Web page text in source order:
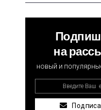
на
новый и